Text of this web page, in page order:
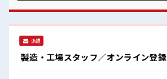
派遣
製造・工場スタッフ／オンライン登録